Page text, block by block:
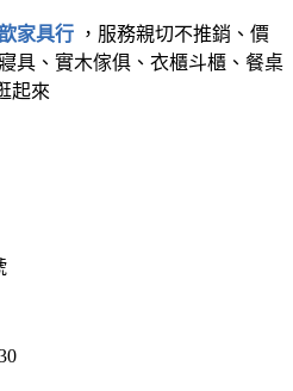
家具行 ，服務親切不推銷、價
具、實木傢俱、衣櫃斗櫃、餐桌
起來